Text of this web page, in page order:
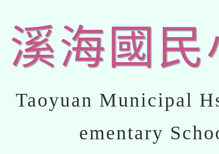
溪海國民
Taoyuan Municipal
ementary